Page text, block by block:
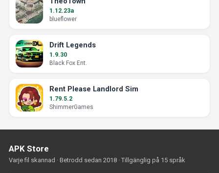
1.12.23a
blueflower
Drift Legends
1.9.30
Black Fox Ent.
Rent Please Landlord Sim
1.79.5.2
ShimmerGames
APK Store
Varje fil skannad · Betrodd sedan 2018 · Tillgänglig på 15 språk